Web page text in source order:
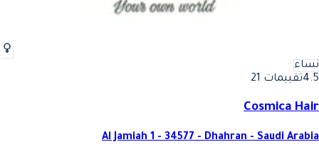
نساء
4.5تقييمات 21
Cosmica Hair
Al Jamiah 1 - 34577 - Dhahran - Saudi Arabia